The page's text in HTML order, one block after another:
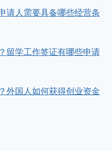
请人需要具备哪些经营条
留学工作签证有哪些申请
外国人如何获得创业资金